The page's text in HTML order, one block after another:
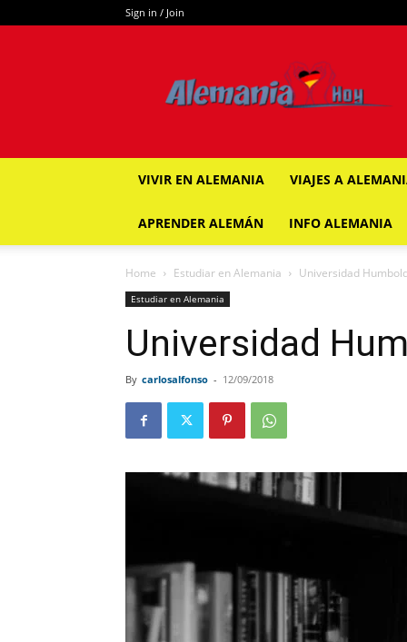
Sign in / Join
ALEMANIA
HOY
VIVIR EN ALEMANIA VIAJES A
APRENDER ALEMÁN INFO ALEMANIA
Home Estudiar en Alemania Universidad
Estudiar en Alemania
Universidad
By carlosalfonso - 12/09/2018